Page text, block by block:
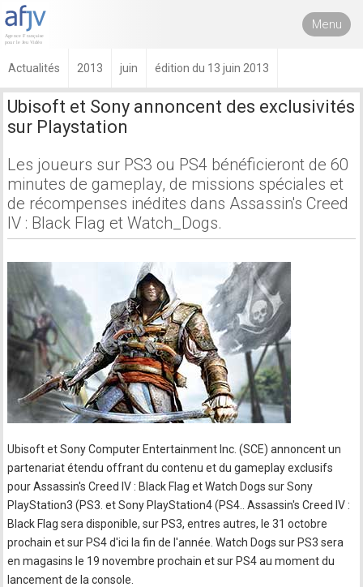
Menu
Actualités 2013 juin édition du 13 juin 2013
Ubisoft et Sony annoncent des exclusivités
sur Playstation
Les joueurs sur PS3 ou PS4 bénéficieront de 60
minutes de gameplay, de missions spéciales et
de récompenses inédites dans Assassin's Creed
IV : Black Flag et Watch_Dogs.
Ubisoft et Sony Computer Entertainment Inc. (SCE) annoncent un
partenariat étendu offrant du contenu et du gameplay exclusifs
pour Assassin's Creed IV : Black Flag et Watch Dogs sur Sony
PlayStation3 (PS3. et Sony PlayStation4 (PS4.. Assassin's Creed IV :
Black Flag sera disponible, sur PS3, entres autres, le 31 octobre
prochain et sur PS4 d'ici la fin de l'année. Watch Dogs sur PS3 sera
en magasins le 19 novembre prochain et sur PS4 au moment du
lancement de la console.